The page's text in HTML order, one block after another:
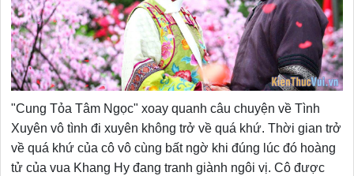
"Cung Tỏa Tâm Ngọc" xoay quanh câu chuyện về Tình
Xuyên vô tình đi xuyên không trở về quá khứ. Thời gian trở
về quá khứ của cô vô cùng bất ngờ khi đúng lúc đó hoàng
tử của vua Khang Hy đang tranh giành ngôi vị. Cô được